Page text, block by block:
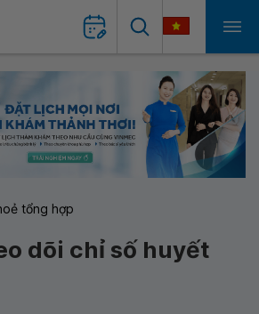
tổng hợp
dõi chỉ số huyết